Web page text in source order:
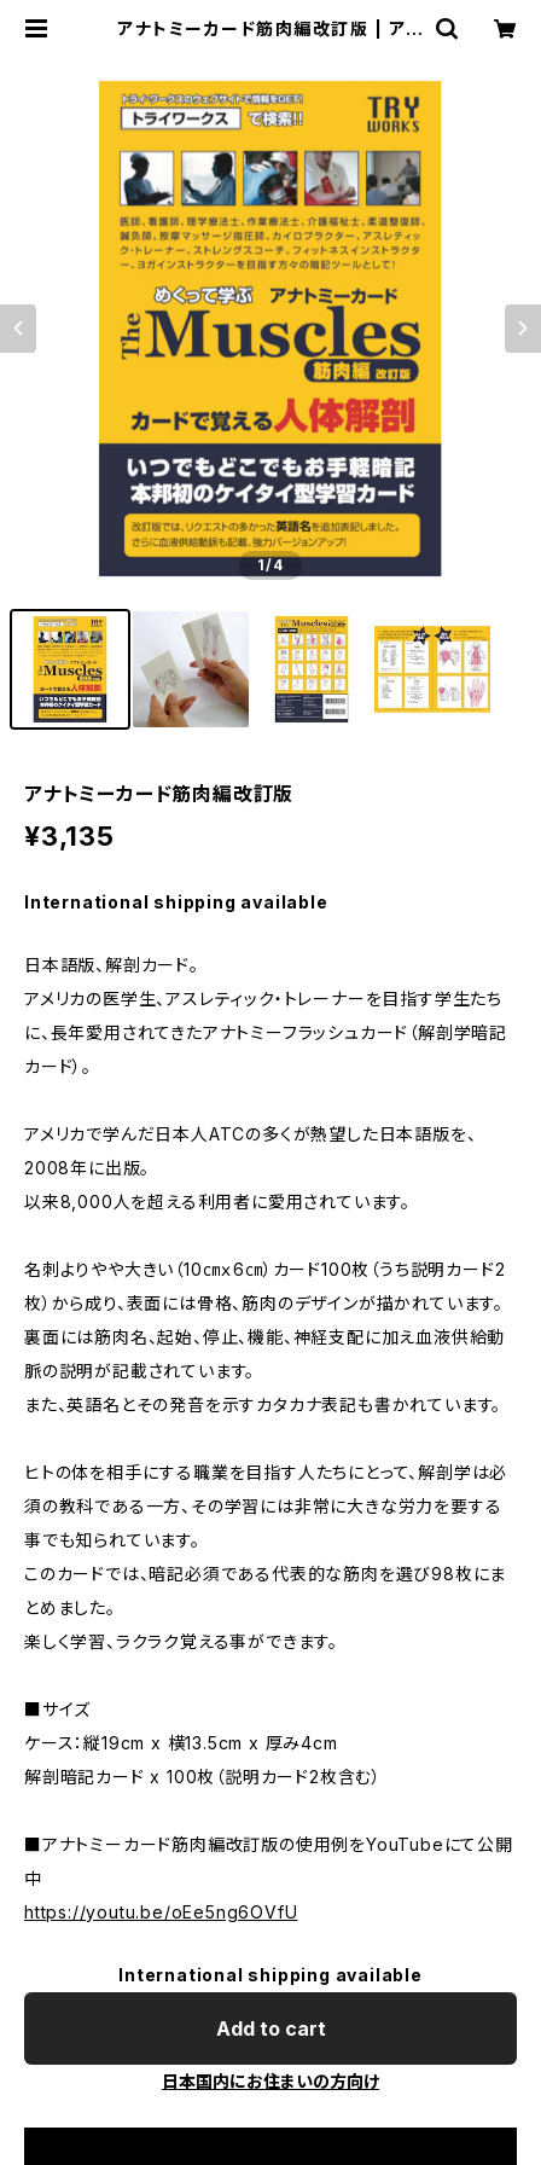
アナトミーカード筋肉編改訂版 | アス
1/4
アナトミーカード筋肉編改訂版
¥3,135
International shipping available
日本語版、解剖カード。
アメリカの医学生、アスレティック・トレーナーを目指す学生たち
に、長年愛用されてきたアナトミーフラッシュカード（解剖学暗記
カード）。
アメリカで学んだ日本人ATCの多くが熱望した日本語版を、
2008年に出版。
以来8,000人を超える利用者に愛用されています。
名刺よりやや大きい（10㎝ｘ6㎝）カード100枚（うち説明カード2
枚）から成り、表面には骨格、筋肉のデザインが描かれています。
裏面には筋肉名、起始、停止、機能、神経支配に加え血液供給動
脈の説明が記載されています。
また、英語名とその発音を示すカタカナ表記も書かれています。
ヒトの体を相手にする職業を目指す人たちにとって、解剖学は必
須の教科である一方、その学習には非常に大きな労力を要する
事でも知られています。
このカードでは、暗記必須である代表的な筋肉を選び98枚にま
とめました。
楽しく学習、ラクラク覚える事ができます。
■サイズ
ケース：縦19cm x 横13.5cm x 厚み4cm
解剖暗記カード x 100枚（説明カード2枚含む）
■アナトミーカード筋肉編改訂版の使用例をYouTubeにて公開
中
https://youtu.be/oEe5ng6OVfU
International shipping available
Add to cart
日本国内にお住まいの方向け